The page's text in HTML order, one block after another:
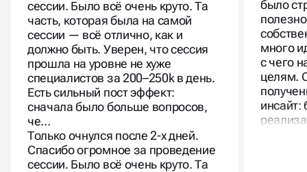
сессии. Было всё очень круто. Та
часть, которая была на самой
сессии — всё отлично, как и
должно быть. Уверен, что сессия
прошла на уровне не хуже
специалистов за 200–250k в день.
Есть сильный пост эффект:
сначала было больше вопросов,
че…
Только очнулся после 2-х дней.
Спасибо огромное за проведение
сессии. Было всё очень круто. Та
было
много
с чего
целям.
инсайт: